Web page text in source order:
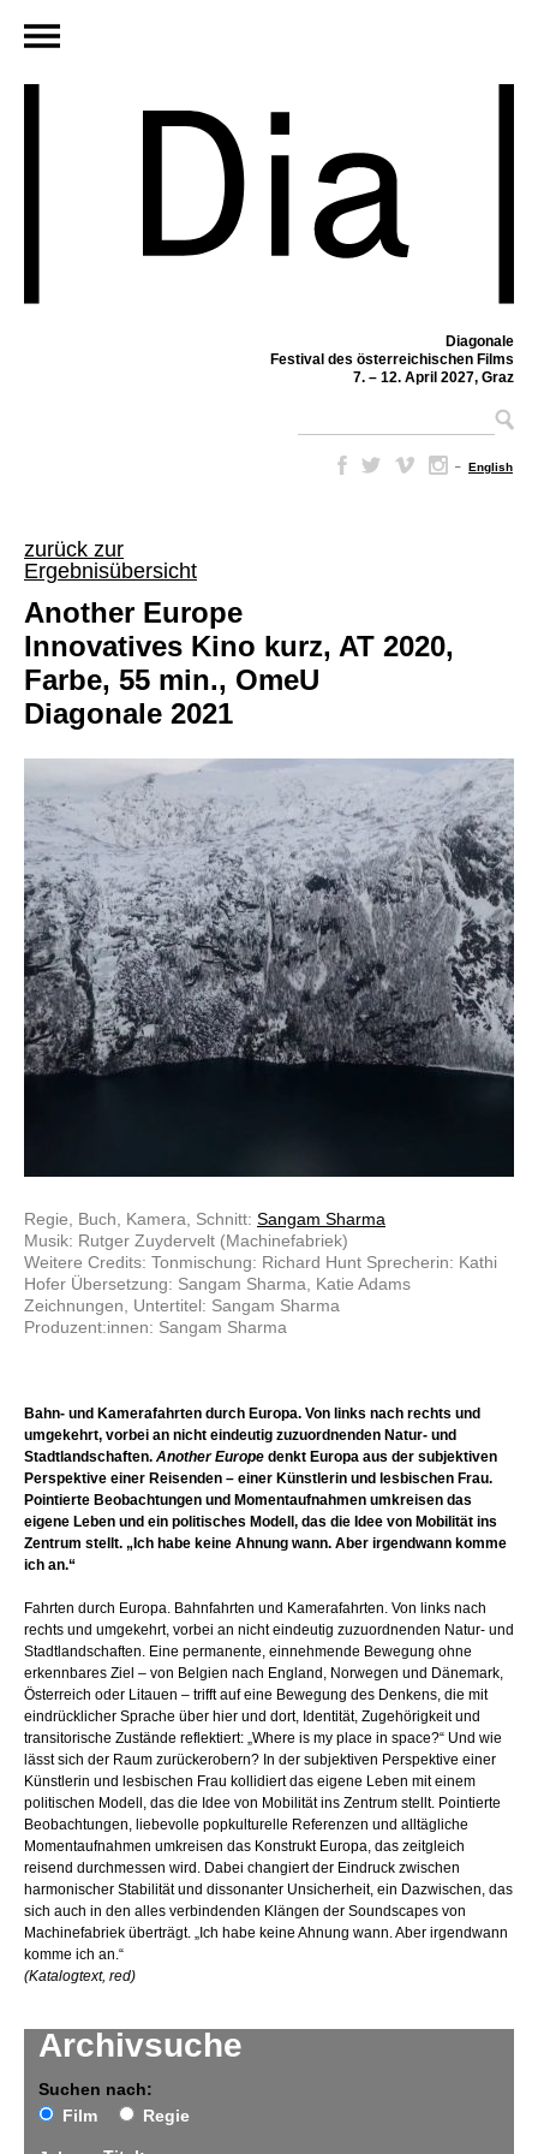
Diagonale
Festival des österreichischen Films
7. – 12. April 2027, Graz
– English
zurück zur
Ergebnisübersicht
Archivsuche
Suchen nach:
Film
Regie
Another Europe
Innovatives Kino kurz, AT 2020,
Farbe, 55 min., OmeU
Diagonale 2021
Regie, Buch, Kamera, Schnitt: Sangam Sharma
Musik: Rutger Zuydervelt (Machinefabriek)
Weitere Credits: Tonmischung: Richard Hunt Sprecherin: Kathi
Hofer Übersetzung: Sangam Sharma, Katie Adams
Zeichnungen, Untertitel: Sangam Sharma
Produzent:innen: Sangam Sharma
Bahn- und Kamerafahrten durch Europa. Von links nach rechts und
umgekehrt, vorbei an nicht eindeutig zuzuordnenden Natur- und
Stadtlandschaften. Another Europe denkt Europa aus der subjektiven
Perspektive einer Reisenden – einer Künstlerin und lesbischen Frau.
Pointierte Beobachtungen und Momentaufnahmen umkreisen das
eigene Leben und ein politisches Modell, das die Idee von Mobilität ins
Zentrum stellt. „Ich habe keine Ahnung wann. Aber irgendwann komme
ich an.“
Fahrten durch Europa. Bahnfahrten und Kamerafahrten. Von links nach
rechts und umgekehrt, vorbei an nicht eindeutig zuzuordnenden Natur- und
Stadtlandschaften. Eine permanente, einnehmende Bewegung ohne
erkennbares Ziel – von Belgien nach England, Norwegen und Dänemark,
Österreich oder Litauen – trifft auf eine Bewegung des Denkens, die mit
eindrücklicher Sprache über hier und dort, Identität, Zugehörigkeit und
transitorische Zustände reflektiert: „Where is my place in space?“ Und wie
lässt sich der Raum zurückerobern? In der subjektiven Perspektive einer
Künstlerin und lesbischen Frau kollidiert das eigene Leben mit einem
politischen Modell, das die Idee von Mobilität ins Zentrum stellt. Pointierte
Beobachtungen, liebevolle popkulturelle Referenzen und alltägliche
Momentaufnahmen umkreisen das Konstrukt Europa, das zeitgleich
reisend durchmessen wird. Dabei changiert der Eindruck zwischen
harmonischer Stabilität und dissonanter Unsicherheit, ein Dazwischen, das
sich auch in den alles verbindenden Klängen der Sound­scapes von
Machinefabriek überträgt. „Ich habe keine Ahnung wann. Aber irgendwann
komme ich an.“
(Katalogtext, red)